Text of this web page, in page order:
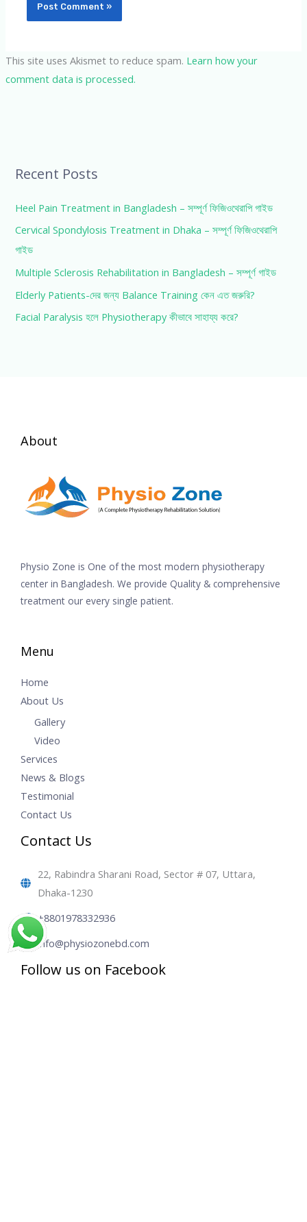
This site uses Akismet to reduce spam. Learn how your
comment data is processed.
Recent Posts
Heel Pain Treatment in Bangladesh – সম্পূর্ণ ফিজিওথেরাপি গাইড
Cervical Spondylosis Treatment in Dhaka – সম্পূর্ণ ফিজিওথেরাপি
গাইড
Multiple Sclerosis Rehabilitation in Bangladesh – সম্পূর্ণ গাইড
Elderly Patients-দের জন্য Balance Training কেন এত জরুরি?
Facial Paralysis হলে Physiotherapy কীভাবে সাহায্য করে?
About
Physio Zone is One of the most modern physiotherapy
center in Bangladesh. We provide Quality & comprehensive
treatment our every single patient.
Menu
Home
About Us
Gallery
Video
Services
News & Blogs
Testimonial
Contact Us
Contact Us
22, Rabindra Sharani Road, Sector # 07, Uttara,
Dhaka-1230
+8801978332936
info@physiozonebd.com
Follow us on Facebook